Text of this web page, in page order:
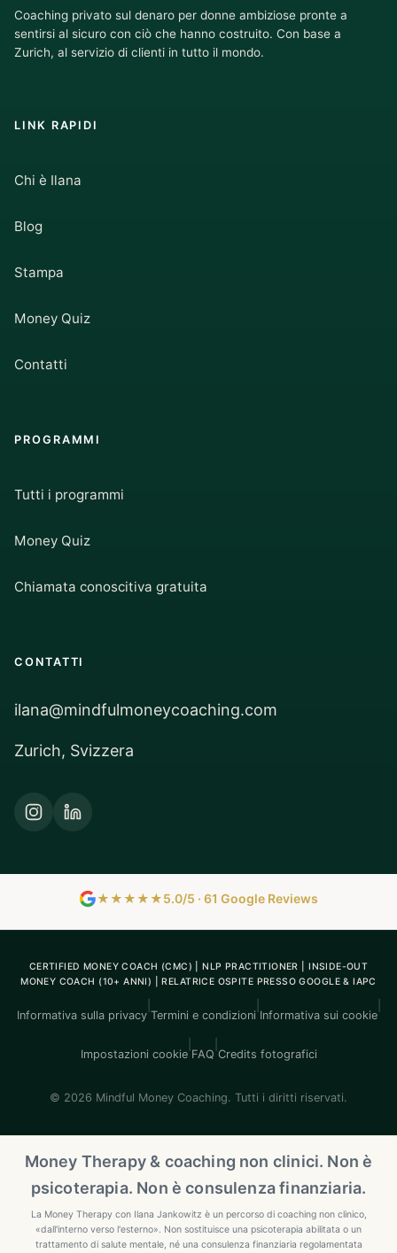
Coaching privato sul denaro per donne ambiziose pronte a
sentirsi al sicuro con ciò che hanno costruito. Con base a
Zurich, al servizio di clienti in tutto il mondo.
LINK RAPIDI
Chi è Ilana
Blog
Stampa
Money Quiz
Contatti
PROGRAMMI
Tutti i programmi
Money Quiz
Chiamata conoscitiva gratuita
CONTATTI
ilana@mindfulmoneycoaching.com
Zurich, Svizzera
★★★★★5.0/5 · 61 Google Reviews
CERTIFIED MONEY COACH (CMC) | NLP PRACTITIONER | INSIDE-OUT
MONEY COACH (10+ ANNI) | RELATRICE OSPITE PRESSO GOOGLE & IAPC
Informativa sulla privacy Termini e condizioni Informativa sui cookie
Impostazioni cookie FAQ Credits fotografici
© 2026 Mindful Money Coaching. Tutti i diritti riservati.
Money Therapy & coaching non clinici. Non è
psicoterapia. Non è consulenza finanziaria.
La Money Therapy con Ilana Jankowitz è un percorso di coaching non clinico,
«dall'interno verso l'esterno». Non sostituisce una psicoterapia abilitata o un
trattamento di salute mentale, né una consulenza finanziaria regolamentata